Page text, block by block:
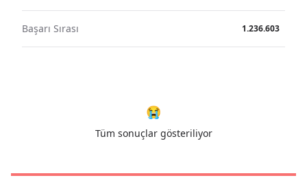
Başarı Sırası 1.236.603
😭
Tüm sonuçlar gösteriliyor